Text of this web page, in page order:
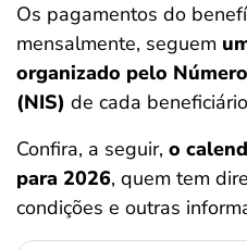
Os pagamentos do
mensalmente, seguem
organizado pelo
(NIS) de cada
Confira, a seguir, o
para 2026, quem tem
condições e outras